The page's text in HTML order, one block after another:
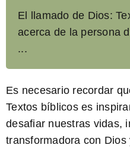
El llamado de Dios:
acerca de la persona
...
Es necesario recordar
Textos bíblicos es
desafiar nuestras vidas,
transformadora con Dios